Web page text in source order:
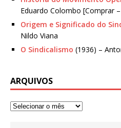
Eduardo Colombo [Comprar
Origem e Significado do
Nildo Viana
O Sindicalismo (1936) –
ARQUIVOS